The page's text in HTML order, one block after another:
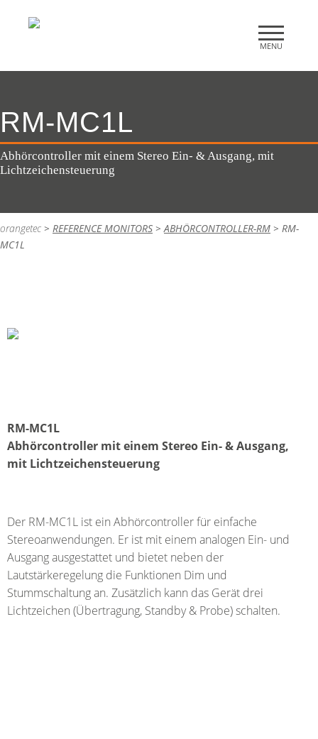
RM-MC1L
Abhörcontroller mit einem Stereo Ein- & Ausgang, mit
Lichtzeichensteuerung
orangetec > REFERENCE MONITORS >ABHÖRCONTROLLER-RM > RM-
MC1L
RM-MC1L
Abhörcontroller mit einem Stereo Ein- & Ausgang,
mit Lichtzeichensteuerung
Der RM-MC1L ist ein Abhörcontroller für einfache
Stereoanwendungen. Er ist mit einem analogen Ein- und
Ausgang ausgestattet und bietet neben der
Lautstärkeregelung die Funktionen Dim und
Stummschaltung an. Zusätzlich kann das Gerät drei
Lichtzeichen (Übertragung, Standby & Probe) schalten.